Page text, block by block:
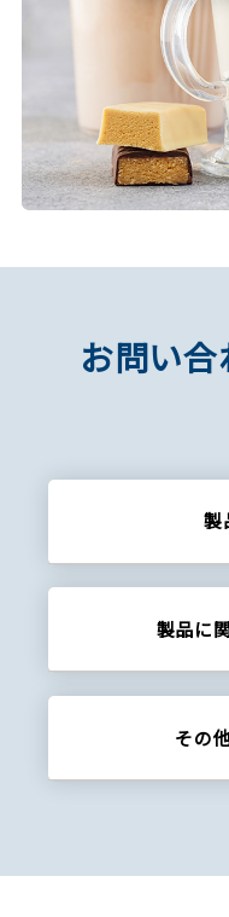
お問い
製
製品に
その